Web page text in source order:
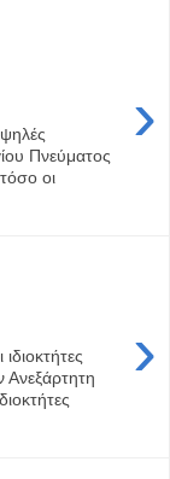
›
Πνεύματος
οι
›